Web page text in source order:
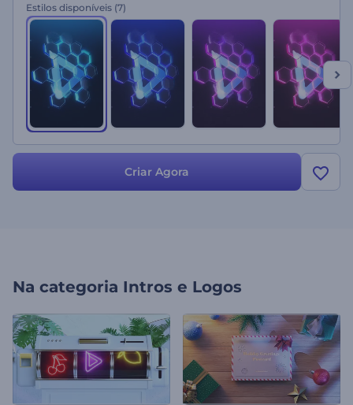
apresentação incrível para o seu logotipo hoje!
Estilos disponíveis (7)
Criar Agora
Na categoria Intros e Logos